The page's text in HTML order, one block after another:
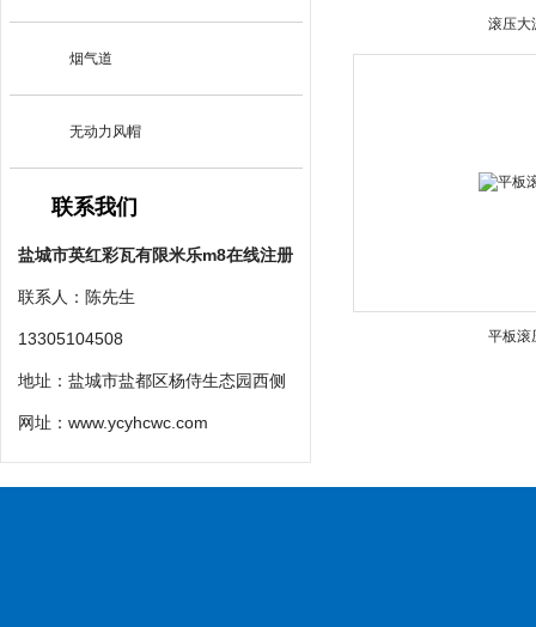
烟气道
无动力风帽
联系我们
盐城市英红彩瓦有限米乐m8在线注册
联系人：陈先生
13305104508
地址：盐城市盐都区杨侍生态园西侧
网址： www.ycyhcwc.com
滚压大
平板滚